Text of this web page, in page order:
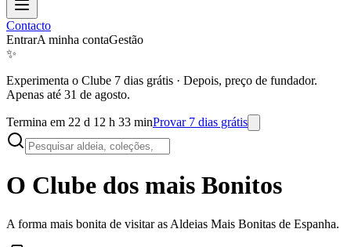
Contacto
EntrarA minha contaGestão
✨
Experimenta o Clube 7 dias grátis · Depois, preço de fundador.
Apenas até 31 de agosto.
Termina em 22 d 12 h 33 minProvar 7 dias grátis
O Clube dos mais Bonitos
A forma mais bonita de visitar as Aldeias Mais Bonitas de Espanha.